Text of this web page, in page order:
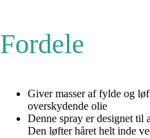
Fordele
Giver masser af fylde og
overskydende olie
Denne spray er designet til
Den løfter håret helt inde